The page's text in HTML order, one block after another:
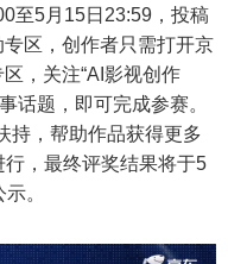
至5月15日23:59，投稿
专区，创作者只需打开京
，关注“AI影视创作
话题，即可完成参赛。
持，帮助作品获得更多
，最终评奖结果将于5
。